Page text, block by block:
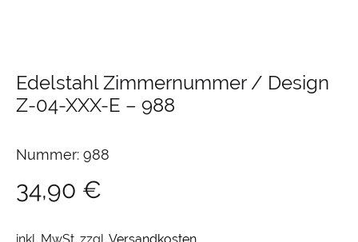
Edelstahl Zimmernummer / Design
Z-04-XXX-E – 988
Nummer: 988
34,90 €